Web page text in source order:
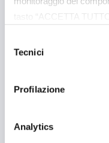
analitici. Il consenso è
qualsiasi momento. Se
preferenze può
ogni momento,
linkhttps://baps.it/
delTecnici
Profilazione
AnalyticsBAPR in